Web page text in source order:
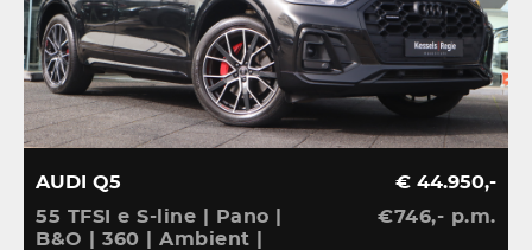
AUDI Q5
55 TFSI e S-line | Pano |
B&O | 360 | Ambient |
€ 44.950,-
€746,- p.m.